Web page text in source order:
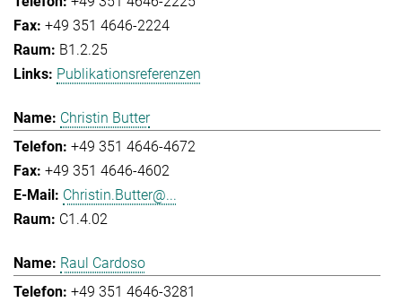
+49 351 4646-2224
B1.2.25
Publikationsreferenzen
Christin Butter
+49 351 4646-4672
+49 351 4646-4602
Christin.Butter@...
C1.4.02
Raul Cardoso
+49 351 4646-3281